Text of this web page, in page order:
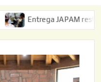
Entrega JAPAM restauración